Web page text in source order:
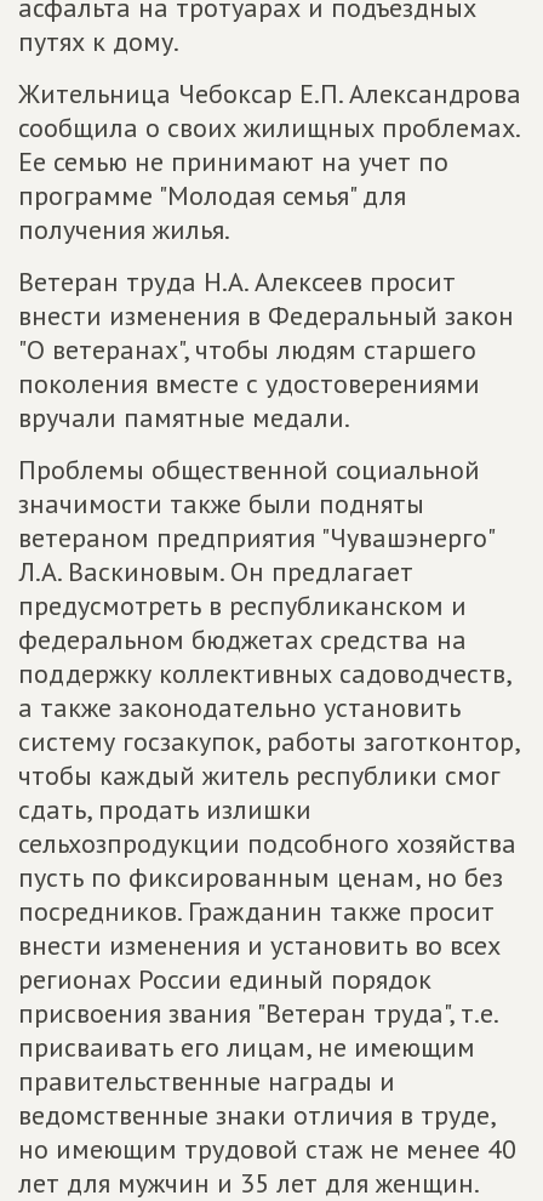
путях к дому.
Жительница Чебоксар Е.П. Александрова
сообщила о своих жилищных проблемах.
Ее семью не принимают на учет по
программе "Молодая семья" для
получения жилья.
Ветеран труда Н.А. Алексеев просит
внести изменения в Федеральный закон
"О ветеранах", чтобы людям старшего
поколения вместе с удостоверениями
вручали памятные медали.
Проблемы общественной социальной
значимости также были подняты
ветераном предприятия "Чувашэнерго"
Л.А. Васкиновым. Он предлагает
предусмотреть в республиканском и
федеральном бюджетах средства на
поддержку коллективных садоводчеств,
а также законодательно установить
систему госзакупок, работы заготконтор,
чтобы каждый житель республики смог
сдать, продать излишки
сельхозпродукции подсобного хозяйства
пусть по фиксированным ценам, но без
посредников. Гражданин также просит
внести изменения и установить во всех
регионах России единый порядок
присвоения звания "Ветеран труда", т.е.
присваивать его лицам, не имеющим
правительственные награды и
ведомственные знаки отличия в труде,
но имеющим трудовой стаж не менее 40
лет для мужчин и 35 лет для женщин.